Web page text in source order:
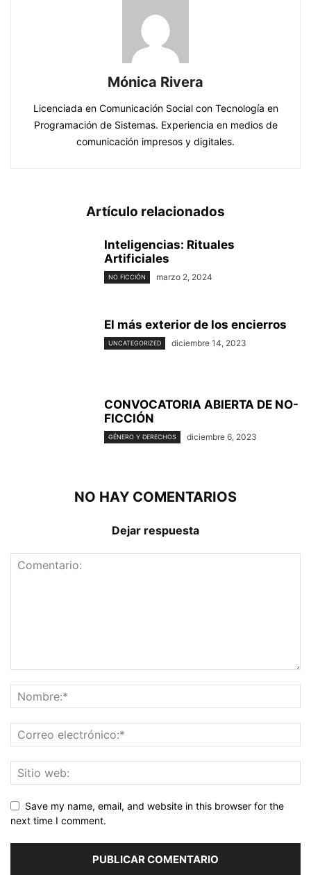
Mónica Rivera
Licenciada en Comunicación Social con Tecnología en
Programación de Sistemas. Experiencia en medios de
comunicación impresos y digitales.
Artículo relacionados
Inteligencias: Rituales
Artificiales
NO FICCIÓN marzo 2, 2024
El más exterior de los encierros
UNCATEGORIZED diciembre 14, 2023
CONVOCATORIA ABIERTA DE NO-
FICCIÓN
GÉNERO Y DERECHOS diciembre 6, 2023
NO HAY COMENTARIOS
Dejar respuesta
Save my name, email, and website in this browser for the
next time I comment.